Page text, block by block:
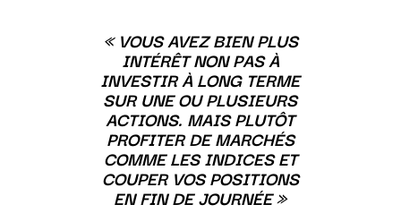
« VOUS AVEZ BIEN PLUS
INTÉRÊT NON PAS À
INVESTIR À LONG TERME
SUR UNE OU PLUSIEURS
ACTIONS. MAIS PLUTÔT
PROFITER DE MARCHÉS
COMME LES INDICES ET
COUPER VOS POSITIONS
EN FIN DE JOURNÉE »